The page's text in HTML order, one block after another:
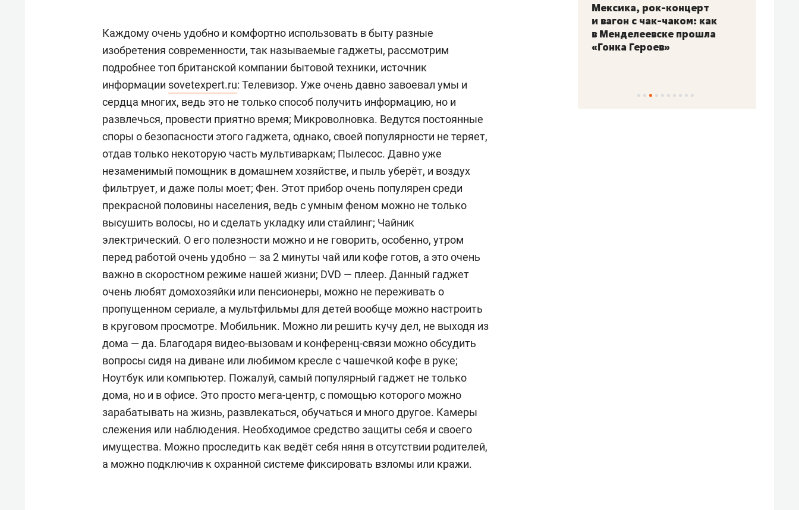
Каждому очень удобно и комфортно использовать в быту разные
изобретения современности, так называемые гаджеты, рассмотрим
подробнее топ британской компании бытовой техники, источник
информации sovetexpert.ru: Телевизор. Уже очень давно завоевал умы и
сердца многих, ведь это не только способ получить информацию, но и
развлечься, провести приятно время; Микроволновка. Ведутся постоянные
споры о безопасности этого гаджета, однако, своей популярности не теряет,
отдав только некоторую часть мультиваркам; Пылесос. Давно уже
незаменимый помощник в домашнем хозяйстве, и пыль уберёт, и воздух
фильтрует, и даже полы моет; Фен. Этот прибор очень популярен среди
прекрасной половины населения, ведь с умным феном можно не только
высушить волосы, но и сделать укладку или стайлинг; Чайник
электрический. О его полезности можно и не говорить, особенно, утром
перед работой очень удобно — за 2 минуты чай или кофе готов, а это очень
важно в скоростном режиме нашей жизни; DVD — плеер. Данный гаджет
очень любят домохозяйки или пенсионеры, можно не переживать о
пропущенном сериале, а мультфильмы для детей вообще можно настроить
в круговом просмотре. Мобильник. Можно ли решить кучу дел, не выходя из
дома — да. Благодаря видео-вызовам и конференц-связи можно обсудить
вопросы сидя на диване или любимом кресле с чашечкой кофе в руке;
Ноутбук или компьютер. Пожалуй, самый популярный гаджет не только
дома, но и в офисе. Это просто мега-центр, с помощью которого можно
зарабатывать на жизнь, развлекаться, обучаться и много другое. Камеры
слежения или наблюдения. Необходимое средство защиты себя и своего
имущества. Можно проследить как ведёт себя няня в отсутствии родителей,
а можно подключив к охранной системе фиксировать взломы или кражи.
комфорта под Казанью
безопасность в ЖК «Нова»
с ментальным и физическим
состоянием как основа
антихрупких команд
Мексика, рок-концерт
и вагон с чак-чаком: как
в Менделеевске прошла
«Гонка Героев»